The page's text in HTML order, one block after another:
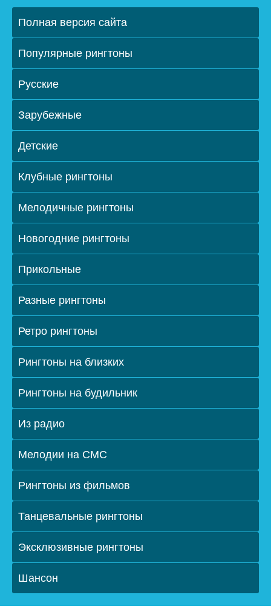
Полная версия сайта
Популярные рингтоны
Русские
Зарубежные
Детские
Клубные рингтоны
Мелодичные рингтоны
Новогодние рингтоны
Прикольные
Разные рингтоны
Ретро рингтоны
Рингтоны на близких
Рингтоны на будильник
Из радио
Мелодии на СМС
Рингтоны из фильмов
Танцевальные рингтоны
Эксклюзивные рингтоны
Шансон